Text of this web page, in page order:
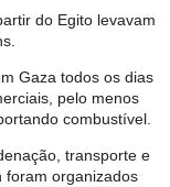
do Egito levavam
Gaza todos os dias
pelo menos
combustível.
transporte e
foram organizados